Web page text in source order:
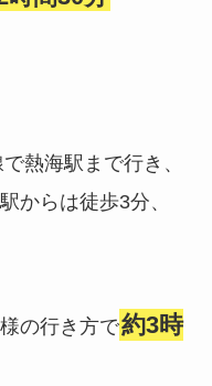
熱海駅まで行き、
からは徒歩3分、
の行き方で約3時